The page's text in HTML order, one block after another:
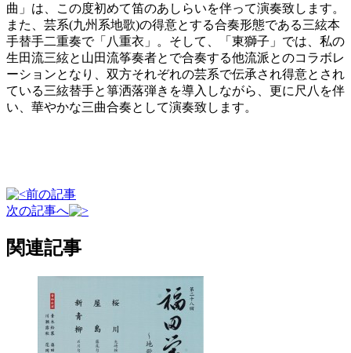
曲」は、この度初めて笛のあしらいを伴って演奏致します。
また、芸系(九州系地歌)の得意とする合奏形態である三絃本
手替手二重奏で「八重衣」。そして、「東獅子」では、私の
生田流三絃と山田流筝奏者とで合奏する他流派とのコラボレ
ーションとなり、双方それぞれの芸系で伝承され得意とされ
ている三絃替手と箏洒落弾きを導入しながら、更に尺八を伴
い、華やかな三曲合奏として演奏致します。
前の記事
次の記事へ
関連記事